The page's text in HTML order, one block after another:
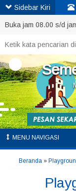
Buka jam 08.00 s/d
MENU NAVIGASI
Beranda»
Sidebar Kiri